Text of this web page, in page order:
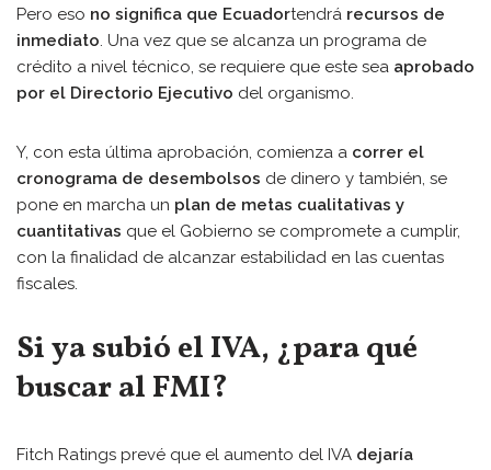
Pero eso no significa que Ecuadortendrá recursos de
inmediato. Una vez que se alcanza un programa de
crédito a nivel técnico, se requiere que este sea aprobado
por el Directorio Ejecutivo del organismo.
Y, con esta última aprobación, comienza a correr el
cronograma de desembolsos de dinero y también, se
pone en marcha un plan de metas cualitativas y
cuantitativas que el Gobierno se compromete a cumplir,
con la finalidad de alcanzar estabilidad en las cuentas
fiscales.
Si ya subió el IVA, ¿para qué
buscar al FMI?
Fitch Ratings prevé que el aumento del IVA dejaría